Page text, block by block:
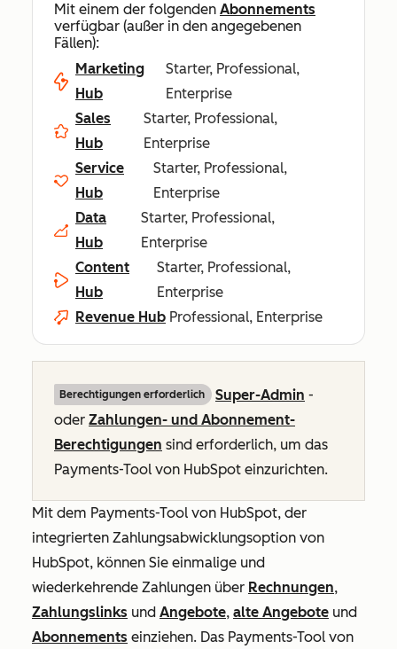
Mit einem der folgenden Abonnements
verfügbar (außer in den angegebenen
Fällen):
Marketing
Hub
Starter, Professional,
Enterprise
Sales
Hub
Starter, Professional,
Enterprise
Service
Hub
Starter, Professional,
Enterprise
Data
Hub
Starter, Professional,
Enterprise
Content
Hub
Starter, Professional,
Enterprise
Revenue Hub Professional, Enterprise
Berechtigungen erforderlich Super-Admin -
oder Zahlungen- und Abonnement-
Berechtigungen sind erforderlich, um das
Payments-Tool von HubSpot einzurichten.
Mit dem Payments-Tool von HubSpot, der
integrierten Zahlungsabwicklungsoption von
HubSpot, können Sie einmalige und
wiederkehrende Zahlungen über Rechnungen,
Zahlungslinks und Angebote, alte Angebote und
Abonnements einziehen. Das Payments-Tool von